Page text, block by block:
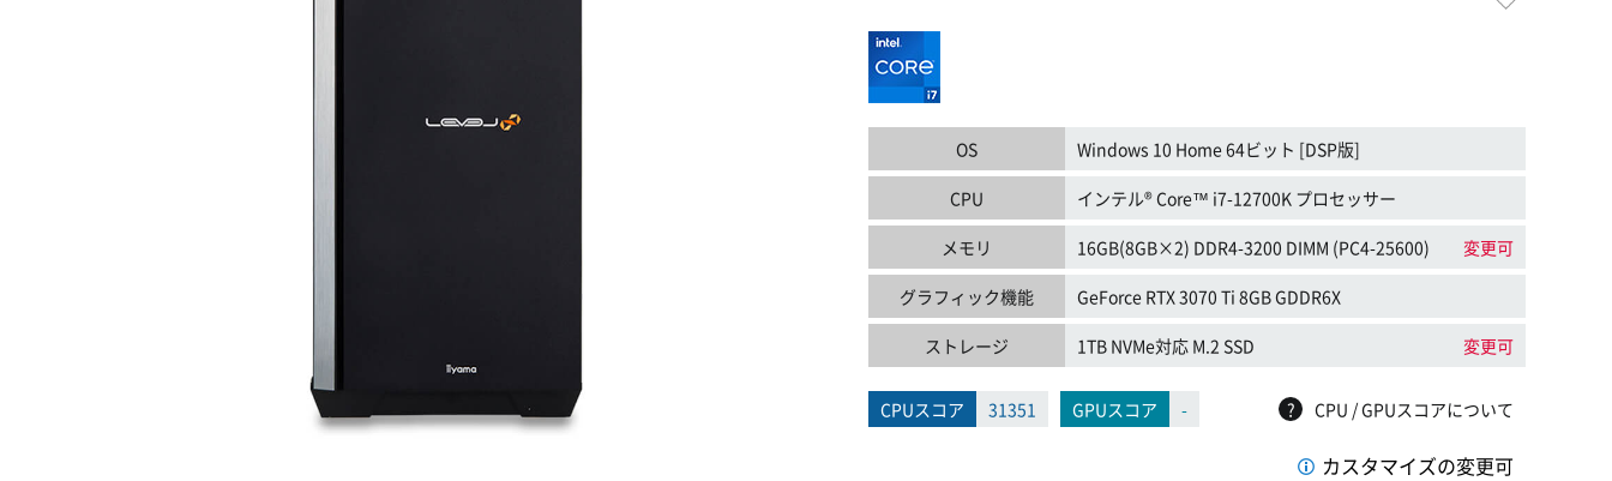
OS Windows 10 Home 64ビット [DSP版]
CPU インテル® Core™ i7-12700K プロセッサー
メモリ 16GB(8GB×2) DDR4-3200 DIMM (PC4-25600) 変更可
グラフィック機能 GeForce RTX 3070 Ti 8GB GDDR6X
ストレージ 1TB NVMe対応 M.2 SSD 変更可
CPUスコア 31351 GPUスコア - ? CPU / GPUスコアについて
カスタマイズの変更可